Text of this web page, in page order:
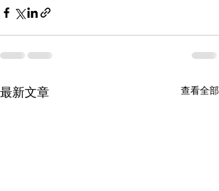
最新文章 查看全部